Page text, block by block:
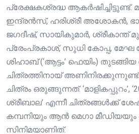
പ്രേക്ഷകശ്രദ്ധ
ഇന്ദ്രൻസ്, ഹരിശ്രീ അശോകൻ,
ജഗദീഷ്, സായികുമാർ, ശ്രീകാന്ത്
പ്രേംപ്രകാശ്, സുധി കോപ്പ,
ശിഹാബ് (‘ആട്ടം’ ഫെയിം)
ചിത്രത്തിനായ്
ചിത്രം ഒരുങ്ങുന്നത്. ‘മാളികപ്പുറം’,
ശ്രീബാല’ എന്നീ ചിത്രങ്ങൾക്ക്
കമ്പനിയും ആൻ മെഗാ മീഡിയയും
സിനിമയാണിത്.